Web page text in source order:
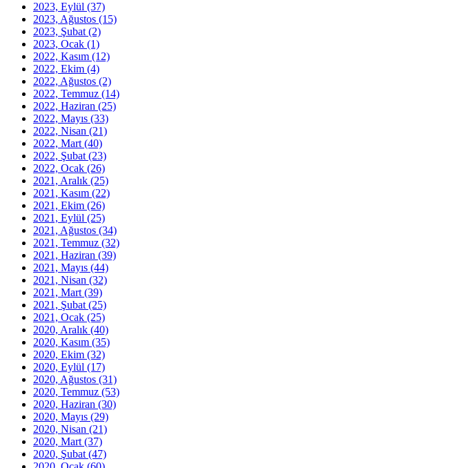
2023, Eylül (37)
2023, Ağustos (15)
2023, Şubat (2)
2023, Ocak (1)
2022, Kasım (12)
2022, Ekim (4)
2022, Ağustos (2)
2022, Temmuz (14)
2022, Haziran (25)
2022, Mayıs (33)
2022, Nisan (21)
2022, Mart (40)
2022, Şubat (23)
2022, Ocak (26)
2021, Aralık (25)
2021, Kasım (22)
2021, Ekim (26)
2021, Eylül (25)
2021, Ağustos (34)
2021, Temmuz (32)
2021, Haziran (39)
2021, Mayıs (44)
2021, Nisan (32)
2021, Mart (39)
2021, Şubat (25)
2021, Ocak (25)
2020, Aralık (40)
2020, Kasım (35)
2020, Ekim (32)
2020, Eylül (17)
2020, Ağustos (31)
2020, Temmuz (53)
2020, Haziran (30)
2020, Mayıs (29)
2020, Nisan (21)
2020, Mart (37)
2020, Şubat (47)